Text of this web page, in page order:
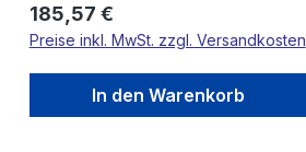
Regulärer Preis:
185,57 €
Preise inkl. MwSt. zzgl. Versandkosten
In den Warenkorb